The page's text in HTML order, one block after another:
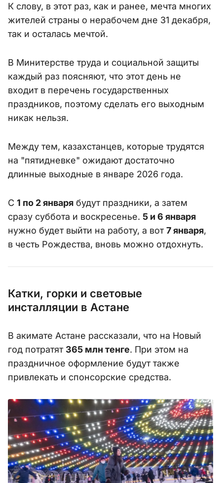
К слову, в этот раз, как и ранее, мечта многих
жителей страны о нерабочем дне 31 декабря,
так и осталась мечтой.
В Минитерстве труда и социальной защиты
каждый раз поясняют, что этот день не
входит в перечень государственных
праздников, поэтому сделать его выходным
никак нельзя.
Между тем, казахстанцев, которые трудятся
на "пятидневке" ожидают достаточно
длинные выходные в январе 2026 года.
С 1 по 2 января будут праздники, а затем
сразу суббота и воскресенье. 5 и 6 января
нужно будет выйти на работу, а вот7 января,
в честь Рождества, вновь можно отдохнуть.
Катки, горки и световые
инсталляции в Астане
В акимате Астане рассказали, что на Новый
год потратят 365 млн тенге. При этом на
праздничное оформление будут также
привлекать и спонсорские средства.